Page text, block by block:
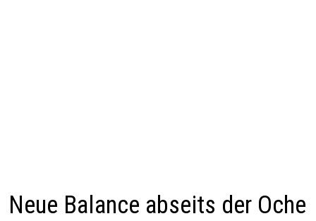
Neue Balance abseits der Oche